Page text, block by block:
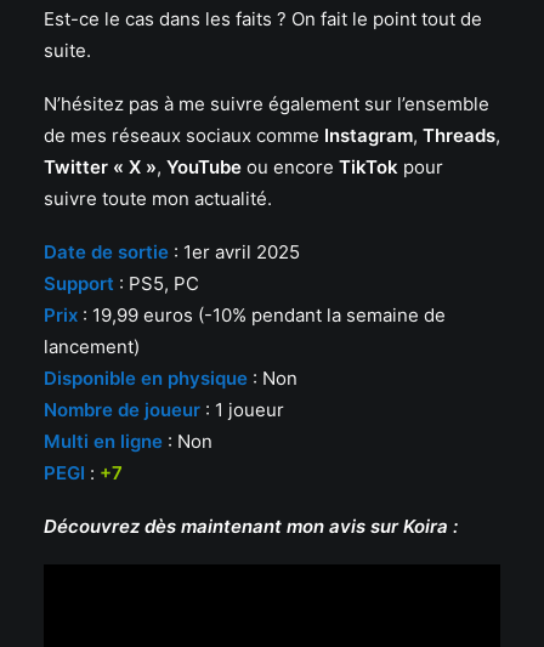
Est-ce le cas dans les faits ? On fait le point tout de
suite.
N’hésitez pas à me suivre également sur l’ensemble
de mes réseaux sociaux comme Instagram, Threads,
Twitter « X », YouTube ou encore TikTok pour
suivre toute mon actualité.
Date de sortie : 1er avril 2025
Support : PS5, PC
Prix : 19,99 euros (-10% pendant la semaine de
lancement)
Disponible en physique : Non
Nombre de joueur : 1 joueur
Multi en ligne : Non
PEGI : +7
Découvrez dès maintenant mon avis sur Koira :